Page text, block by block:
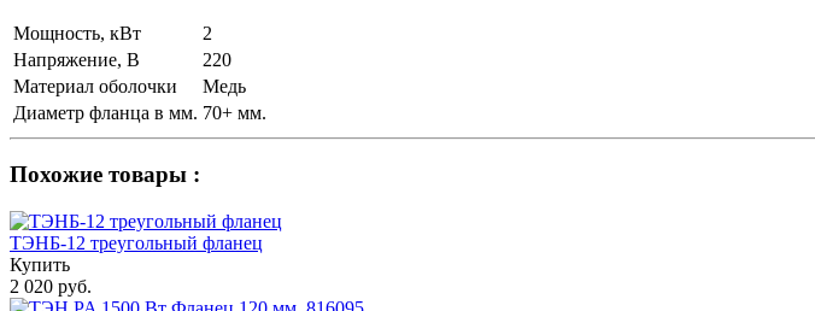
Мощность, кВт
2
Напряжение, В
220
Материал оболочки
Медь
Диаметр фланца в мм. 70+ мм.
Похожие товары :
ТЭНБ-12 треугольный фланец
Купить
2 020 руб.